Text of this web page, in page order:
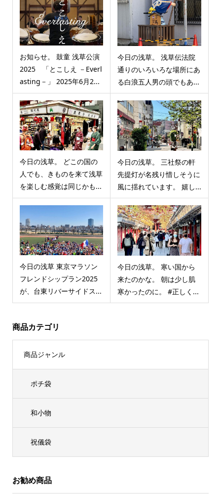
お知らせ。 鼓童 浅草公演
2025 「とこしえ －Everl
asting－」 2025年6月2...
今日の浅草。 浅草伝法院
通りのいろいろな場所にあ
る白浪五人男の頭でもあ...
今日の浅草。 どこの国の
人でも、きものを来て浅草
を楽しむ感覚は同じかも...
今日の浅草。 三社祭の軒
先提灯が名残り惜しそうに
風に揺れています。 嬉し...
今日の浅草 東京マラソン
フレンドシップラン2025
が、台東リバーサイドス...
今日の浅草。 寒い国から
来たのかな。 朝は少し肌
寒かったのに。 #正しく...
商品カテゴリ
商品ジャンル
ポチ袋
和小物
祝儀袋
お勧め商品